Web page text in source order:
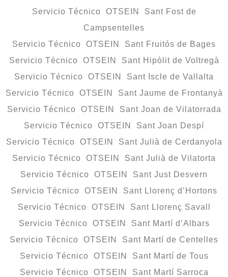
Servicio Técnico OTSEIN Sant Fost de
Campsentelles
Servicio Técnico OTSEIN Sant Fruitós de Bages
Servicio Técnico OTSEIN Sant Hipòlit de Voltregà
Servicio Técnico OTSEIN Sant Iscle de Vallalta
Servicio Técnico OTSEIN Sant Jaume de Frontanyà
Servicio Técnico OTSEIN Sant Joan de Vilatorrada
Servicio Técnico OTSEIN Sant Joan Despí
Servicio Técnico OTSEIN Sant Julià de Cerdanyola
Servicio Técnico OTSEIN Sant Julià de Vilatorta
Servicio Técnico OTSEIN Sant Just Desvern
Servicio Técnico OTSEIN Sant Llorenç d’Hortons
Servicio Técnico OTSEIN Sant Llorenç Savall
Servicio Técnico OTSEIN Sant Martí d’Albars
Servicio Técnico OTSEIN Sant Martí de Centelles
Servicio Técnico OTSEIN Sant Martí de Tous
Servicio Técnico OTSEIN Sant Martí Sarroca